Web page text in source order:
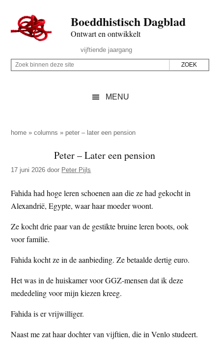
naar
de
inhoud
secondary
naar
de
sidebar
naar
de
Boeddhistisch Dagblad
Ontwart en ontwikkelt
Rechts
vijftiende jaargang
Z
p
z
e
s
t
e
Z
i
e
d
e
e
s
i
e
MENU
home »columns » peter – later een pension
Peter – Later een pension
17 juni 2026 door Peter Pijls
Fahida had hoge leren schoenen aan die ze had gekocht in
Alexandrië, Egypte, waar haar moeder woont.
Ze kocht drie paar van de gestikte bruine leren boots, ook
voor familie.
Fahida kocht ze in de aanbieding. Ze betaalde dertig euro.
Het was in de huiskamer voor GGZ-mensen dat ik deze
mededeling voor mijn kiezen kreeg.
Fahida is er vrijwilliger.
Naast me zat haar dochter van vijftien, die in Venlo studeert.